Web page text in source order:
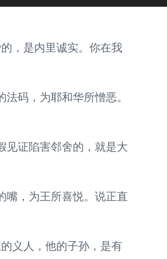
，是内里诚实。你在我
码，为耶和华所憎恶。
见证陷害邻舍的，就是大
嘴，为王所喜悦。说正直
义人，他的子孙，是有